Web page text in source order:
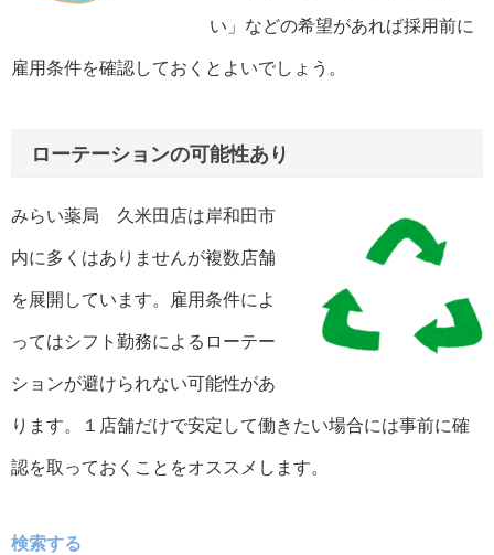
い」などの希望があれば採用前に
雇用条件を確認しておくとよいでしょう。
ローテーションの可能性あり
みらい薬局 久米田店は岸和田市
内に多くはありませんが複数店舗
を展開しています。雇用条件によ
ってはシフト勤務によるローテー
ションが避けられない可能性があ
ります。１店舗だけで安定して働きたい場合には事前に確
認を取っておくことをオススメします。
検索する